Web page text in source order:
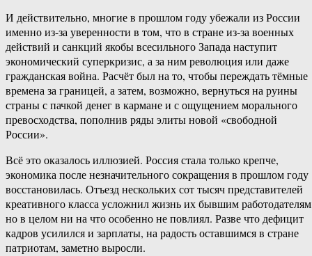
И действительно, многие в прошлом году убежали из России
именно из-за уверенности в том, что в стране из-за военных
действий и санкций якобы всесильного Запада наступит
экономический суперкризис, а за ним революция или даже
гражданская война. Расчёт был на то, чтобы переждать тёмные
времена за границей, а затем, возможно, вернуться на руины
страны с пачкой денег в кармане и с ощущением морального
превосходства, пополнив ряды элиты новой «свободной
России».
Всё это оказалось иллюзией. Россия стала только крепче,
экономика после незначительного сокращения в прошлом году
восстановилась. Отъезд нескольких сот тысяч представителей
креативного класса усложнил жизнь их бывшим
но в целом ни на что особенно не повлиял. Разве что дефицит
кадров усилился и зарплаты, на радость оставшимся в стране
патриотам, заметно выросли.